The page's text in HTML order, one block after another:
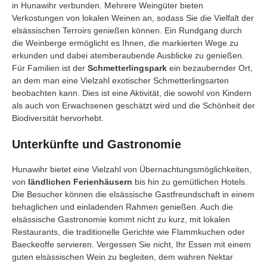
in Hunawihr verbunden. Mehrere Weingüter bieten
Verkostungen von lokalen Weinen an, sodass Sie die Vielfalt der
elsässischen Terroirs genießen können. Ein Rundgang durch
die Weinberge ermöglicht es Ihnen, die markierten Wege zu
erkunden und dabei atemberaubende Ausblicke zu genießen.
Für Familien ist der Schmetterlingspark ein bezaubernder Ort,
an dem man eine Vielzahl exotischer Schmetterlingsarten
beobachten kann. Dies ist eine Aktivität, die sowohl von Kindern
als auch von Erwachsenen geschätzt wird und die Schönheit der
Biodiversität hervorhebt.
Unterkünfte und Gastronomie
Hunawihr bietet eine Vielzahl von Übernachtungsmöglichkeiten,
von ländlichen Ferienhäusern bis hin zu gemütlichen Hotels.
Die Besucher können die elsässische Gastfreundschaft in einem
behaglichen und einladenden Rahmen genießen. Auch die
elsässische Gastronomie kommt nicht zu kurz, mit lokalen
Restaurants, die traditionelle Gerichte wie Flammkuchen oder
Baeckeoffe servieren. Vergessen Sie nicht, Ihr Essen mit einem
guten elsässischen Wein zu begleiten, dem wahren Nektar